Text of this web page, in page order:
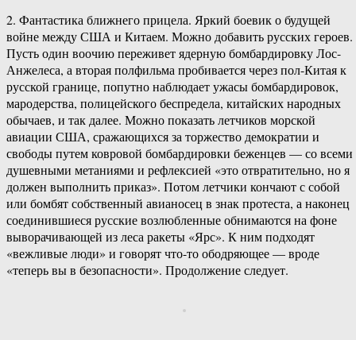
2. Фантастика ближнего прицела. Яркий боевик о будущей
войне между США и Китаем. Можно добавить русских героев.
Пусть один воочию переживет ядерную бомбардировку Лос-
Анжелеса, а вторая полфильма пробивается через пол-Китая к
русской границе, попутно наблюдает ужасы бомбардировок,
мародерства, полицейского беспредела, китайских народных
обычаев, и так далее. Можно показать летчиков морской
авиации США, сражающихся за торжество демократии и
свободы путем ковровой бомбардировки беженцев — со всеми
душевными метаниями и рефлексией «это отвратительно, но я
должен выполнить приказ». Потом летчики кончают с собой
или бомбят собственный авианосец в знак протеста, а наконец
соединившиеся русские возлюбленные обнимаются на фоне
выворачивающей из леса ракеты «Ярс». К ним подходят
«вежливые люди» и говорят что-то ободряющее — вроде
«теперь вы в безопасности». Продолжение следует.